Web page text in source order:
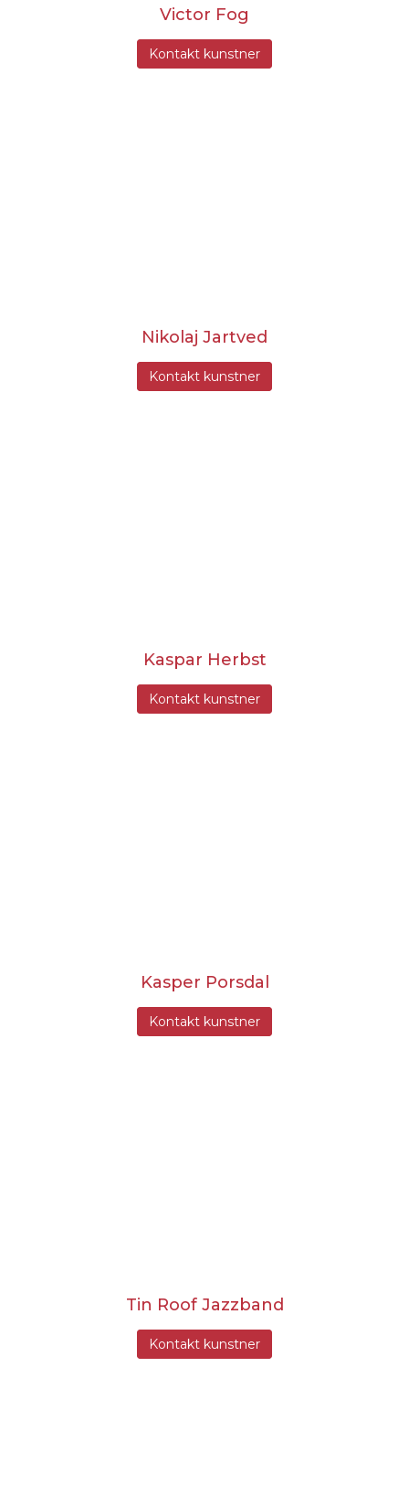
Victor Fog
Kontakt kunstner
Nikolaj Jartved
Kontakt kunstner
Kaspar Herbst
Kontakt kunstner
Kasper Porsdal
Kontakt kunstner
Tin Roof Jazzband
Kontakt kunstner